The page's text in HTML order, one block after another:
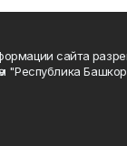
сайта
"Республика